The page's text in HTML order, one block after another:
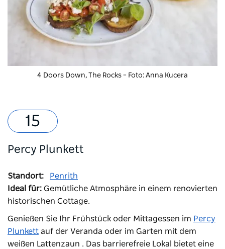
4 Doors Down, The Rocks – Foto: Anna Kucera
Percy Plunkett
Standort:
Penrith
Ideal für: Gemütliche Atmosphäre in einem renovierten
historischen Cottage.
Genießen Sie Ihr Frühstück oder Mittagessen im Percy
Plunkett auf der Veranda oder im Garten mit dem
weißen Lattenzaun . Das barrierefreie Lokal bietet eine